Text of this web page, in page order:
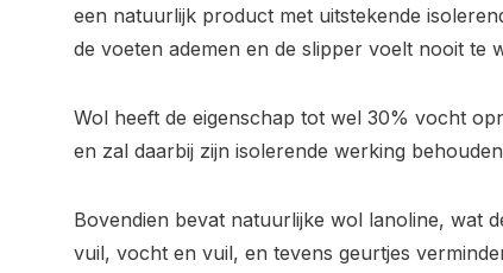
een natuurlijk product met uitstekende
de voeten ademen en de slipper voelt nooit te
Wol heeft de eigenschap tot wel 30% vocht
en zal daarbij zijn isolerende werking
Bovendien bevat natuurlijke wol lanoline, wat
vuil, vocht en vuil, en tevens geurtjes